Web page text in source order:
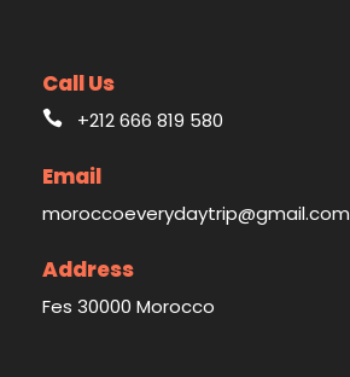
Call Us
+212 666 819 580
Email
moroccoeverydaytrip@gmail.com
Address
Fes 30000 Morocco